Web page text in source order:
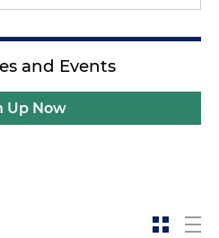
and Events
Up Now